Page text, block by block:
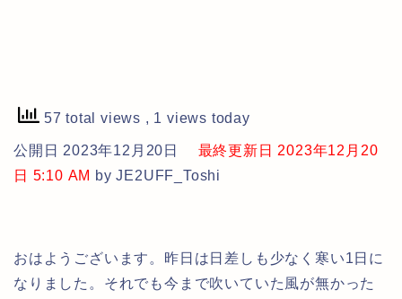
57 total views , 1 views today
公開日 2023年12月20日
最終更新日 2023年12月20
日 5:10 AM by JE2UFF_Toshi
おはようございます。昨日は日差しも少なく寒い1日に
なりました。それでも今まで吹いていた風が無かった